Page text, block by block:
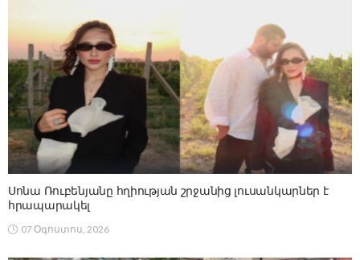
Սոնա Ռուբենյանը հղիության շրջանից լուսանկարներ է
հրապարակել
07 Օգոստոս, 2026